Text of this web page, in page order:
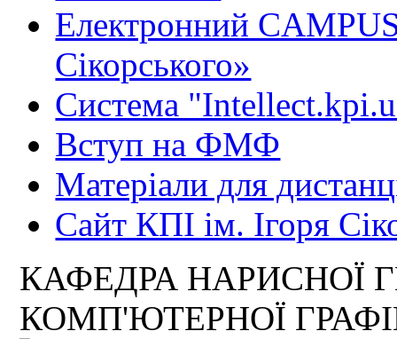
Електронний
Сікорського»
Система
Вступ на ФМФ
Матеріали для
Сайт КПІ ім. Ігоря
КАФЕДРА НАРИСНОЇ
КОМП'ЮТЕРНОЇ